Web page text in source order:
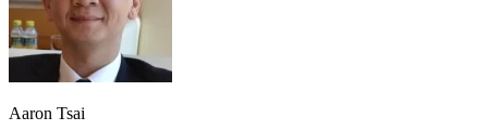
Aaron Tsai